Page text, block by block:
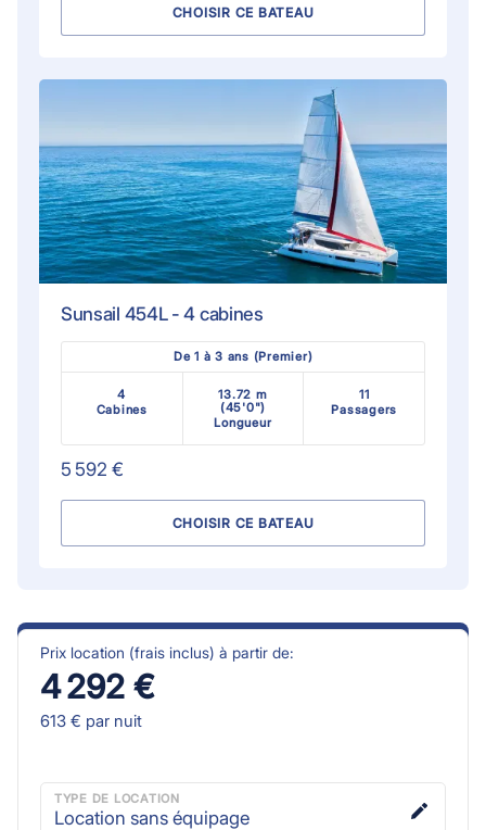
CHOISIR CE BATEAU
Sunsail 454L - 4 cabines
De 1 à 3 ans (Premier)
4
Cabines
13.72 m
(45'0")
Longueur
11
Passagers
5 592 €
CHOISIR CE BATEAU
Prix location (frais inclus) à partir de:
4 292 €
613 € par nuit
TYPE DE LOCATION
Location sans équipage